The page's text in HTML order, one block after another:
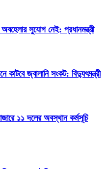
সুযোগ নেই: প্রধানমন্ত্রী
জ্বালানি সংকট: বিদ্যুৎমন্ত্রী
১১ দলের অবস্থান কর্মসূচি